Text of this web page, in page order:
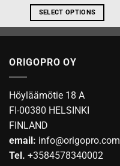
SELECT OPTIONS
This
product
multiple
The
may
chosen
on
ORIGOPRO OY
Höyläämötie 18 A
FI-00380 HELSINKI
FINLAND
email: info@origopro.com
Tel. +3584578340002